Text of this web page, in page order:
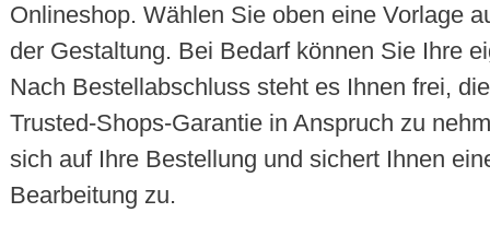
Onlineshop. Wählen Sie oben eine Vorlage
der Gestaltung. Bei Bedarf können Sie Ihre
Nach Bestellabschluss steht es Ihnen frei,
Trusted-Shops-Garantie in Anspruch zu
sich auf Ihre Bestellung und sichert Ihnen
Bearbeitung zu.